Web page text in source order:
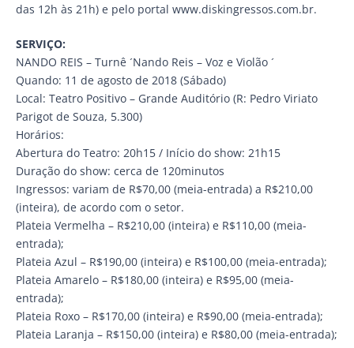
das 12h às 21h) e pelo portal www.diskingressos.com.br.
SERVIÇO:
NANDO REIS – Turnê ´Nando Reis – Voz e Violão ´
Quando: 11 de agosto de 2018 (Sábado)
Local: Teatro Positivo – Grande Auditório (R: Pedro Viriato
Parigot de Souza, 5.300)
Horários:
Abertura do Teatro: 20h15 / Início do show: 21h15
Duração do show: cerca de 120minutos
Ingressos: variam de R$70,00 (meia-entrada) a R$210,00
(inteira), de acordo com o setor.
Plateia Vermelha – R$210,00 (inteira) e R$110,00 (meia-
entrada);
Plateia Azul – R$190,00 (inteira) e R$100,00 (meia-entrada);
Plateia Amarelo – R$180,00 (inteira) e R$95,00 (meia-
entrada);
Plateia Roxo – R$170,00 (inteira) e R$90,00 (meia-entrada);
Plateia Laranja – R$150,00 (inteira) e R$80,00 (meia-entrada);